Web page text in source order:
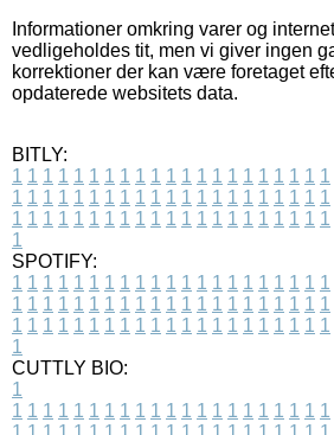
Informationer omkring varer og
vedligeholdes tit, men vi giver ingen
korrektioner der kan være foretaget
opdaterede websitets data.
BITLY:
1 1 1 1 1 1 1 1 1 1 1 1 1 1 1 1 1 1 1 1 1
1 1 1 1 1 1 1 1 1 1 1 1 1 1 1 1 1 1 1 1 1
1 1 1 1 1 1 1 1 1 1 1 1 1 1 1 1 1 1 1 1 1
1
SPOTIFY:
1 1 1 1 1 1 1 1 1 1 1 1 1 1 1 1 1 1 1 1 1
1 1 1 1 1 1 1 1 1 1 1 1 1 1 1 1 1 1 1 1 1
1 1 1 1 1 1 1 1 1 1 1 1 1 1 1 1 1 1 1 1 1
1
CUTTLY BIO:
1
1 1 1 1 1 1 1 1 1 1 1 1 1 1 1 1 1 1 1 1 1